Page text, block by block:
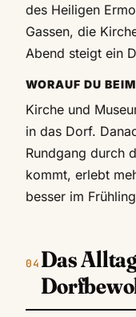
des Heiligen
Gassen, die
Abend steigt ein
WORAUF DU
Kirche und
in das Dorf.
Rundgang durch
kommt, erlebt
besser im
Das